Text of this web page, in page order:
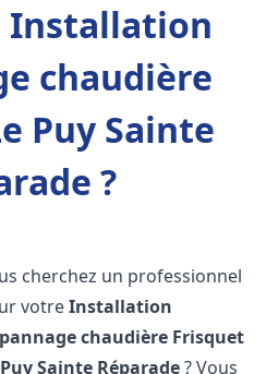
Installation
chaudière
Puy Sainte
?
cherchez un professionnel
votreInstallation
chaudière Frisquet
Sainte Réparade? Vous